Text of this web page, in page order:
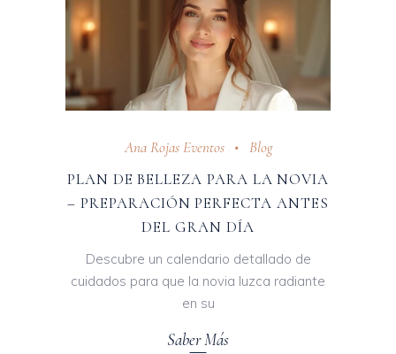
Ana Rojas Eventos
Blog
PLAN DE BELLEZA PARA LA NOVIA
– PREPARACIÓN PERFECTA ANTES
DEL GRAN DÍA
Descubre un calendario detallado de
cuidados para que la novia luzca radiante
en su
Saber Más